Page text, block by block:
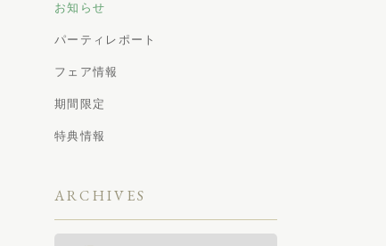
お知らせ
パーティレポート
フェア情報
期間限定
特典情報
ARCHIVES